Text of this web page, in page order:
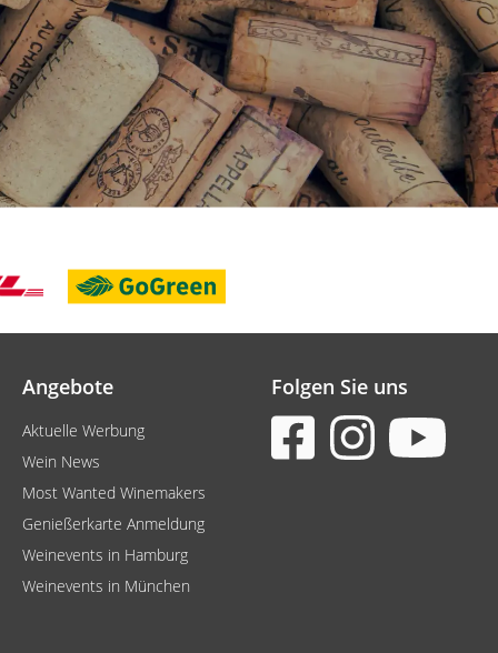
Angebote
Aktuelle Werbung
Wein News
Most Wanted Winemakers
Genießerkarte Anmeldung
Weinevents in Hamburg
Weinevents in München
Folgen Sie uns